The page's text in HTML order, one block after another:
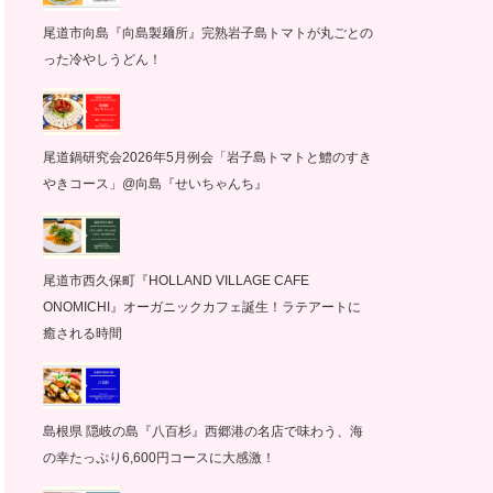
尾道市向島『向島製麺所』完熟岩子島トマトが丸ごとの
った冷やしうどん！
尾道鍋研究会2026年5月例会「岩子島トマトと鱧のすき
やきコース」@向島『せいちゃんち』
尾道市西久保町『HOLLAND VILLAGE CAFE
ONOMICHI』オーガニックカフェ誕生！ラテアートに
癒される時間
島根県 隠岐の島『八百杉』西郷港の名店で味わう、海
の幸たっぷり6,600円コースに大感激！